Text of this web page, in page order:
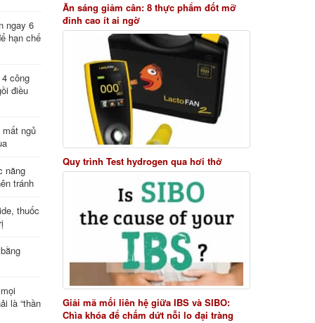
ngay 6
hạn chế
công
điều
ngủ
năng
tránh
thuốc
là “thần
Ăn sáng giảm cân: 8 thực phẩm đốt mỡ
đỉnh cao ít ai ngờ
Quy trình Test hydrogen qua hơi thở
Giải mã mối liên hệ giữa IBS và SIBO:
Chìa khóa để chấm dứt nỗi lo đại tràng